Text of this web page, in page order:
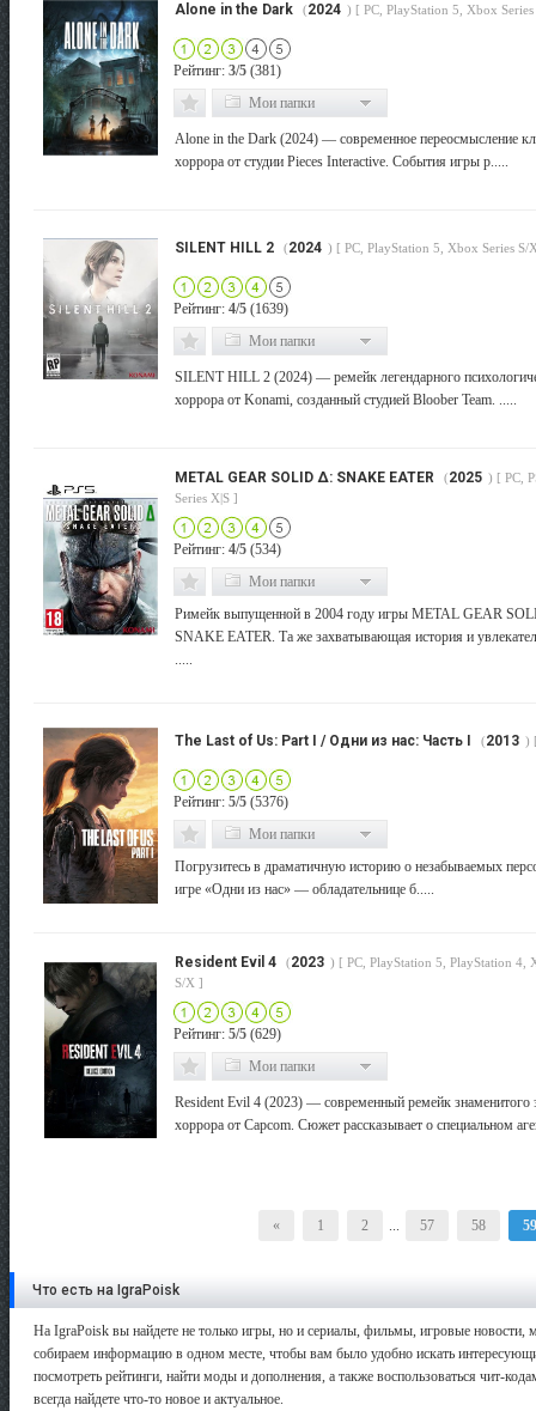
Alone in the Dark (2024 ) [ PC, PlayStation 5, Xbox
Рейтинг: 3/5 (381)
Мои папки
Alone in the Dark (2024) — современное переосмысление
хоррора от студии Pieces Interactive. События игры р.....
SILENT HILL 2 (2024 ) [ PC, PlayStation 5, Xbox Series S/
Рейтинг: 4/5 (1639)
Мои папки
SILENT HILL 2 (2024) — ремейк легендарного
хоррора от Konami, созданный студией Bloober Team. .....
METAL GEAR SOLID Δ: SNAKE EATER (2025 ) [ PC,
Series X|S ]
Рейтинг: 4/5 (534)
Мои папки
Римейк выпущенной в 2004 году игры METAL GEAR
SNAKE EATER. Та же захватывающая история и
.....
The Last of Us: Part I / Одни из нас: Часть I (2013 )
Рейтинг: 5/5 (5376)
Мои папки
Погрузитесь в драматичную историю о незабываемых
игре «Одни из нас» — обладательнице б.....
Resident Evil 4 (2023 ) [ PC, PlayStation 5, PlayStation 4,
S/X ]
Рейтинг: 5/5 (629)
Мои папки
Resident Evil 4 (2023) — современный ремейк знаменитого
хоррора от Capcom. Сюжет рассказывает о специальном
« 1 2 ... 57 58 59
Что есть на IgraPoisk
На IgraPoisk вы найдете не только игры, но и сериалы, фильмы, игровые
собираем информацию в одном месте, чтобы вам было удобно искать
посмотреть рейтинги, найти моды и дополнения, а также воспользоваться чит-
всегда найдете что-то новое и актуальное.